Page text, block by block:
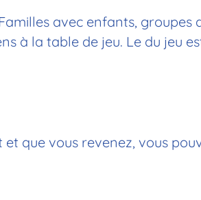
avec enfants, groupes
à la table de jeu. Le du jeu
que vous revenez, vous